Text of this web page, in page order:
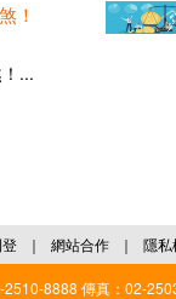
！
...
｜ 網站合作 ｜ 隱私
8888 傳真：02-